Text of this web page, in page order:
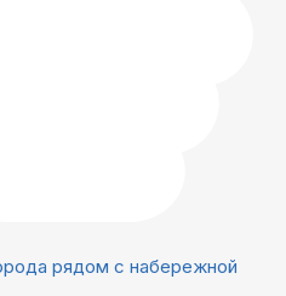
рядом с набережной